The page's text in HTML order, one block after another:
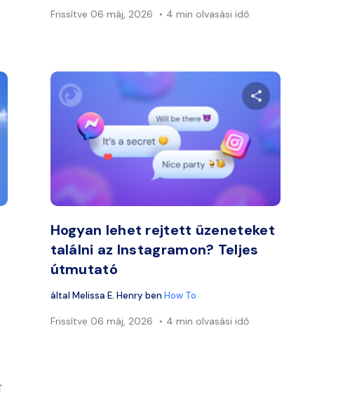
Frissítve 06 máj, 2026 4 min olvasási idő
meg ezt a cikket Ossza meg ezt a
Twitter
Hogyan lehet rejtett üzeneteket
találni az Instagramon? Teljes
útmutató
által Melissa E. Henry ben How To
Frissítve 06 máj, 2026 4 min olvasási idő